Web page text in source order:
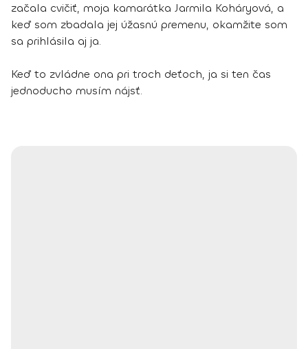
začala cvičiť, moja kamarátka Jarmila Koháryová, a
keď som zbadala jej úžasnú premenu, okamžite som
sa prihlásila aj ja.
Keď to zvládne ona pri troch deťoch, ja si ten čas
jednoducho musím nájsť.